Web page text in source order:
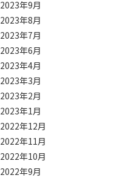
2023年9月
2023年8月
2023年7月
2023年6月
2023年4月
2023年3月
2023年2月
2023年1月
2022年12月
2022年11月
2022年10月
2022年9月